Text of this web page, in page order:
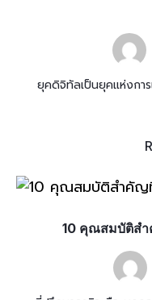
ยุคดิจิทัลเป็นยุคแห่งกา
10 คุณสมบัติส